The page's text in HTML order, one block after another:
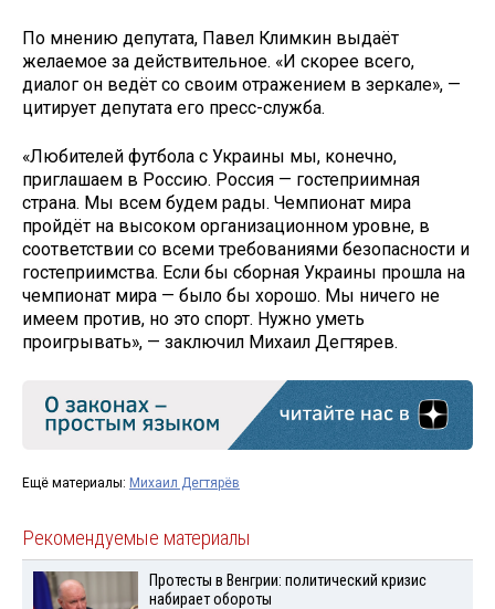
По мнению депутата, Павел Климкин выдаёт
желаемое за действительное. «И скорее всего,
диалог он ведёт со своим отражением в зеркале», —
цитирует депутата его пресс-служба.
«Любителей футбола с Украины мы, конечно,
приглашаем в Россию. Россия — гостеприимная
страна. Мы всем будем рады. Чемпионат мира
пройдёт на высоком организационном уровне, в
соответствии со всеми требованиями безопасности и
гостеприимства. Если бы сборная Украины прошла на
чемпионат мира — было бы хорошо. Мы ничего не
имеем против, но это спорт. Нужно уметь
проигрывать», — заключил Михаил Дегтярев.
Ещё материалы: Михаил Дегтярёв
Рекомендуемые материалы
Протесты в Венгрии: политический кризис
набирает обороты